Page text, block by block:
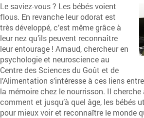
Le saviez-vous ? Les bébés voient
flous. En revanche leur odorat est
très développé, c’est même grâce à
leur nez qu’ils peuvent reconnaître
leur entourage ! Arnaud, chercheur en
psychologie et neuroscience au
Centre des Sciences du Goût et de
l’Alimentation s’intéresse à ces liens
la mémoire chez le nourrisson. Il cherche
comment et jusqu’à quel âge, les bébés
pour mieux voir et reconnaître le monde